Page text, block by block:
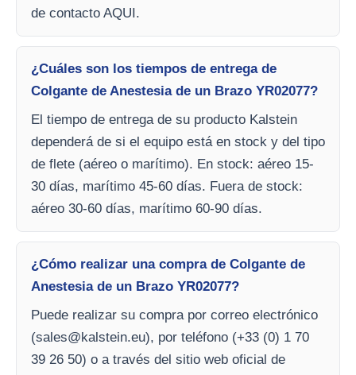
de contacto AQUI.
¿Cuáles son los tiempos de entrega de
Colgante de Anestesia de un Brazo YR02077?
El tiempo de entrega de su producto Kalstein
dependerá de si el equipo está en stock y del tipo
de flete (aéreo o marítimo). En stock: aéreo 15-
30 días, marítimo 45-60 días. Fuera de stock:
aéreo 30-60 días, marítimo 60-90 días.
¿Cómo realizar una compra de Colgante de
Anestesia de un Brazo YR02077?
Puede realizar su compra por correo electrónico
(sales@kalstein.eu), por teléfono (+33 (0) 1 70
39 26 50) o a través del sitio web oficial de